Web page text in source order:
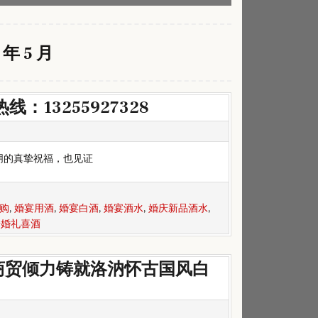
5 月
线：13255927328
真挚祝福，也见证
, 婚宴用酒, 婚宴白酒, 婚宴酒水, 婚庆新品酒水,
礼喜酒
倾力铸就洛汭怀古国风白